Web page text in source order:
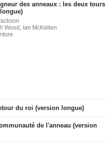
des anneaux : les deux tours
Wood, Ian McKellen
du roi (version longue)
de l'anneau (version